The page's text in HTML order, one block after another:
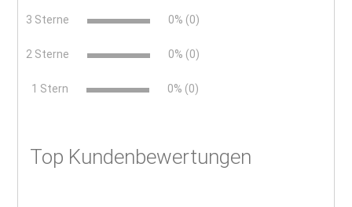
3 Sterne 0% (0)
2 Sterne 0% (0)
1 Stern 0% (0)
Top Kundenbewertungen